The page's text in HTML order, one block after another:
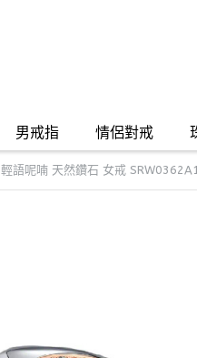
男戒指 情侶對戒
輕語呢喃 天然鑽石 女戒